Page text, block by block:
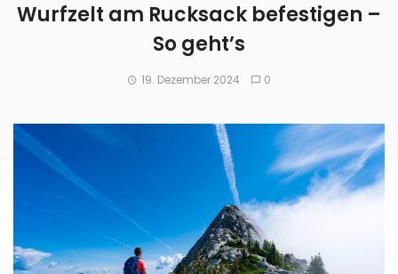
Wurfzelt am Rucksack befestigen –
So geht’s
19. Dezember 2024 0